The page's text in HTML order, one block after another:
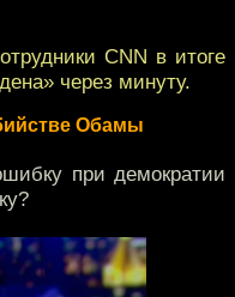
CNN в итоге
через минуту.
Обамы
при демократии